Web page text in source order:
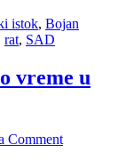
istok, Bojan
rat, SAD
vreme u
Comment